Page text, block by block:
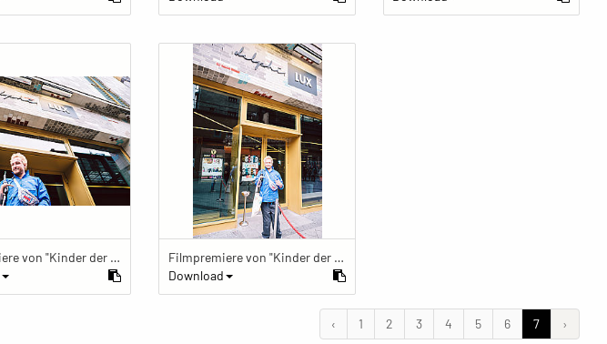
Filmpremiere von "Kinder der Utopie" Kinder der Utopie Premiere
Filmpremiere von "Kinder der Utopie" Kinder der Utopie Premiere
Download
‹ 1 2 3 4 5 6 7 ›